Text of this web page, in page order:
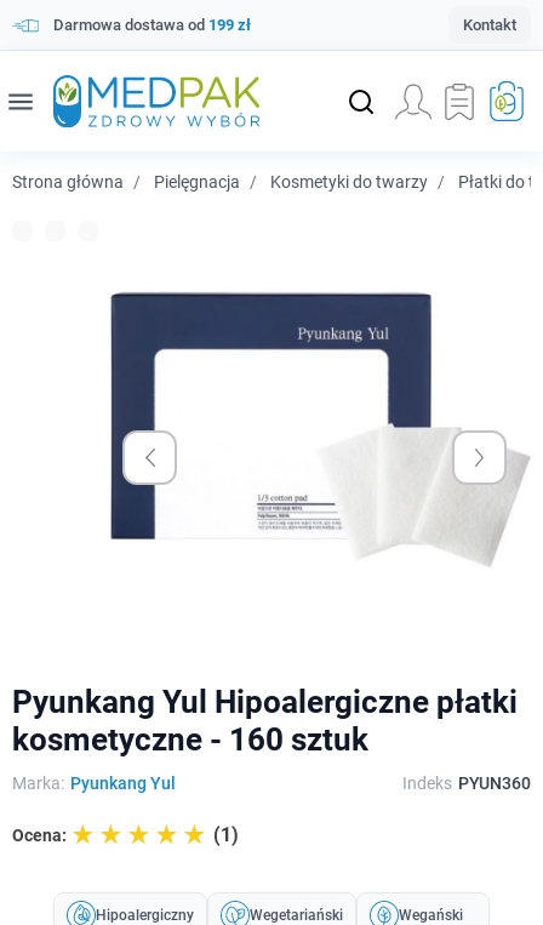
Darmowa dostawa od 199 zł Kontakt
menu
Strona główna Pielęgnacja Kosmetyki do twarzy Płatki do
Pyunkang Yul Hipoalergiczne płatki
kosmetyczne - 160 sztuk
Marka: Pyunkang Yul Indeks PYUN360
Ocena: ☆☆☆☆☆
★★★★★ (1)
Hipoalergiczny Wegetariański Wegański